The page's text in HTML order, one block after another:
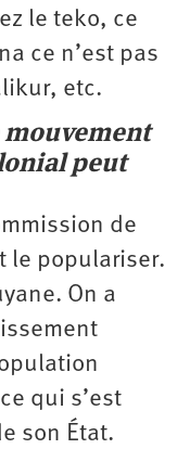
le teko, ce
ce n’est pas
etc.
mouvement
peut
de
le populariser.
On a
qui s’est
son État.